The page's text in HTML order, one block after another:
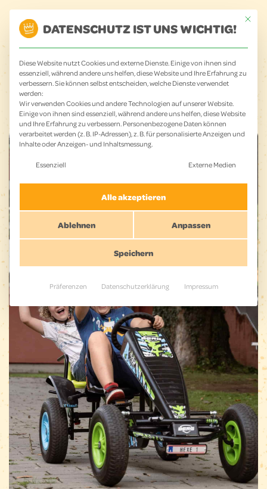
Zum
Inhalt
springen
Main
Menu
FOTOWAND
Mit
DATENSCHUTZ IST UNS WICHTIG!
Diese Website nutzt Cookies und externe Dienste. Einige von ihnen sind
essenziell, während andere uns helfen, diese Website und Ihre Erfahrung zu
verbessern. Sie können selbst entscheiden, welche Dienste verwendet
werden:
Wir verwenden Cookies und andere Technologien auf unserer Website.
Einige von ihnen sind essenziell, während andere uns helfen, diese Website
und Ihre Erfahrung zu verbessern.Personenbezogene Daten können
verarbeitet werden (z. B. IP-Adressen), z. B. für personalisierte Anzeigen und
Inhalte oder Anzeigen- und Inhaltsmessung.
Es folgt eine Liste der Service-Gruppen, für die eine
Essenziell Externe Medien
Alle akzeptieren
Ablehnen Anpassen
Speichern
Präferenzen Datenschutzerklärung Impressum